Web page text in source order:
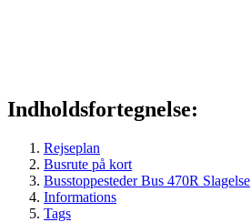
Indholdsfortegnelse:
Rejseplan
Busrute på kort
Busstoppesteder Bus 470R Slagelse
Informations
Tags